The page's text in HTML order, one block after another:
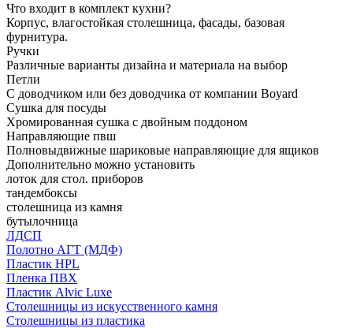
Что входит в комплект кухни?
Корпус, влагостойкая столешница, фасады, базовая
фурнитура.
Ручки
Различные варианты дизайна и материала на выбор
Петли
С доводчиком или без доводчика от компании Boyard
Сушка для посуды
Хромированная сушка с двойным поддоном
Направляющие пвш
Полновыдвижные шариковые направляющие для ящиков
Дополнительно можно установить
лоток для стол. приборов
тандембоксы
столешница из камня
бутылочница
ЛДСП
Полотно АГТ (МДФ)
Пластик HPL
Пленка ПВХ
Пластик Alvic Luxe
Столешницы из искусственного камня
Столешницы из пластика